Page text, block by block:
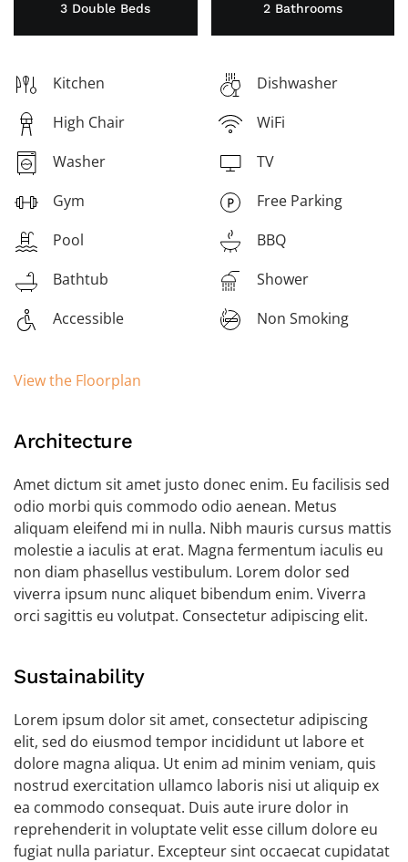
3 Double Beds 2 Bathrooms
Kitchen
Dishwasher
High Chair
WiFi
Washer
TV
Gym
Free Parking
Pool
BBQ
Bathtub
Shower
Accessible
Non Smoking
View the Floorplan
Architecture
Amet dictum sit amet justo donec enim. Eu facilisis sed
odio morbi quis commodo odio aenean. Metus
aliquam eleifend mi in nulla. Nibh mauris cursus mattis
molestie a iaculis at erat. Magna fermentum iaculis eu
non diam phasellus vestibulum. Lorem dolor sed
viverra ipsum nunc aliquet bibendum enim. Viverra
orci sagittis eu volutpat. Consectetur adipiscing elit.
Sustainability
Lorem ipsum dolor sit amet, consectetur adipiscing
elit, sed do eiusmod tempor incididunt ut labore et
dolore magna aliqua. Ut enim ad minim veniam, quis
nostrud exercitation ullamco laboris nisi ut aliquip ex
ea commodo consequat. Duis aute irure dolor in
reprehenderit in voluptate velit esse cillum dolore eu
fugiat nulla pariatur. Excepteur sint occaecat cupidatat